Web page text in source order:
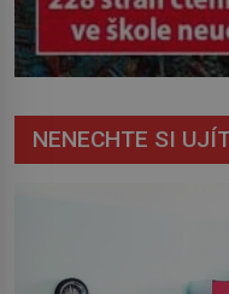
NENECHTE SI